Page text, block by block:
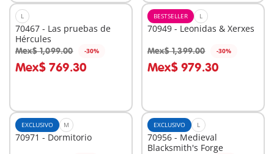
L
70467 - Las pruebas de
Hércules
Mex$ 1,099.00 -30%
Mex$ 769.30
A la cesta
BESTSELLER L
70949 - Leonidas & Xerxes
Mex$ 1,399.00 -30%
Mex$ 979.30
A la cesta
EXCLUSIVO M
70971 - Dormitorio
EXCLUSIVO L
70956 - Medieval
Blacksmith's Forge